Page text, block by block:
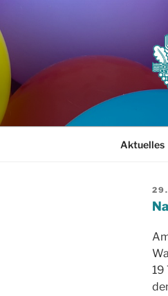
springen
Aktuelles
AM
19